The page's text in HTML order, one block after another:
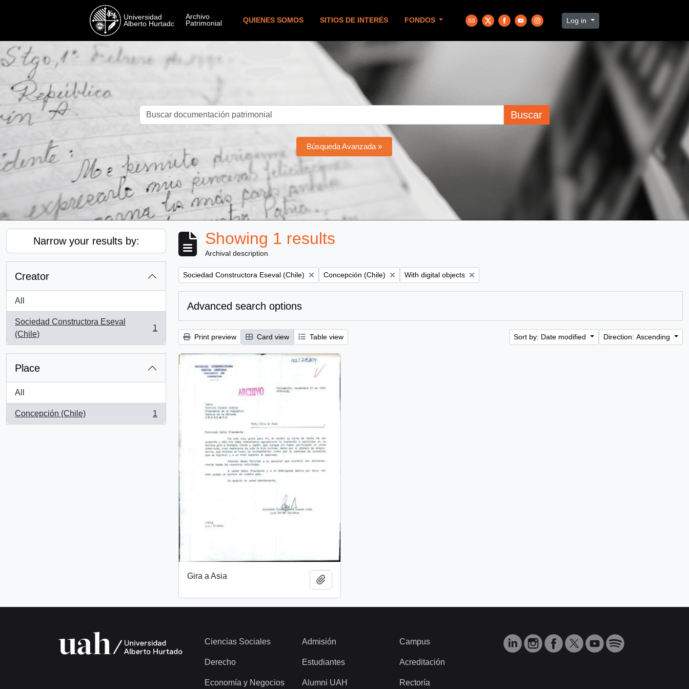
QUIENES SOMOS SITIOS DE INTERÉS FONDOS Log in
Buscar
Búsqueda Avanzada »
Narrow your results by:
Creator
All
Sociedad Constructora Eseval
(Chile)
, 1 results
1
Place
All
Concepción (Chile)
, 1 results
1
Showing 1 results
Archival description
Remove filter:
Sociedad Constructora Eseval (Chile) Remove filter:
Concepción (Chile) Remove filter:
With digital objects
Advanced search options
Print preview Card view Table view Sort by: Date modified Direction: Ascending
Gira a Asia
Ciencias Sociales
Derecho
Economía y Negocios
Admisión
Estudiantes
Alumni UAH
Campus
Acreditación
Rectoría